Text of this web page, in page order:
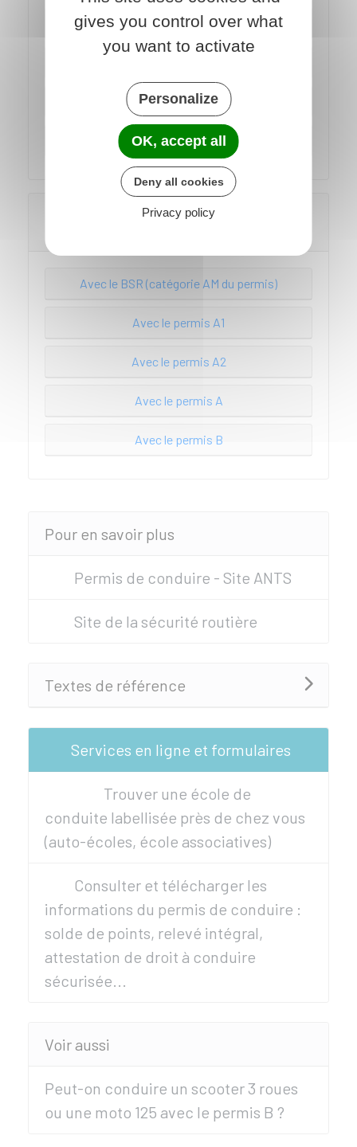
Avec le permis A1
Avec le permis A
Avec le permis B
Quels 2 ou 3 roues à moteur peut-on
Avec le BSR (catégorie AM du permis)
Avec le permis A1
Avec le permis A2
Avec le permis A
Avec le permis B
Pour en savoir plus
Permis de conduire - Site ANTS
Site de la sécurité routière
Textes de référence
Services en ligne et formulaires
Trouver une école de
conduite labellisée près de chez vous
(auto-écoles, école associatives)
Consulter et télécharger les
informations du permis de conduire :
solde de points, relevé intégral,
attestation de droit à conduire
sécurisée...
Voir aussi
Peut-on conduire un scooter 3 roues
ou une moto 125 avec le permis B ?
gives you control over what
you want to activate
Personalize
OK, accept all
Deny all cookies
Privacy policy